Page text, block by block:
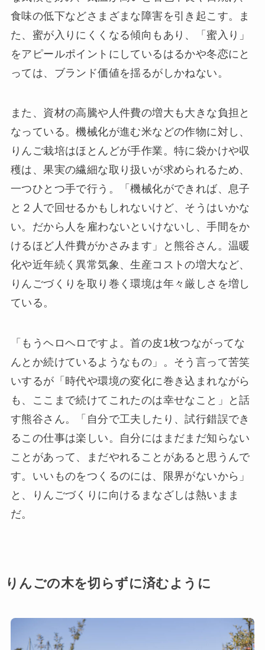
食味の低下などさまざまな障害を引き起こす。ま
た、蜜が入りにくくなる傾向もあり、「蜜入り」
をアピールポイントにしているはるかや冬恋にと
っては、ブランド価値を揺るがしかねない。
また、資材の高騰や人件費の増大も大きな負担と
なっている。機械化が進む米などの作物に対し、
りんご栽培はほとんどが手作業。特に袋かけや収
穫は、果実の繊細な取り扱いが求められるため、
一つひとつ手で行う。「機械化ができれば、息子
と２人で回せるかもしれないけど、そうはいかな
い。だから人を雇わないといけないし、手間をか
けるほど人件費がかさみます」と熊谷さん。温暖
化や近年続く異常気象、生産コストの増大など、
りんごづくりを取り巻く環境は年々厳しさを増し
ている。
「もうヘロヘロですよ。首の皮1枚つながってな
んとか続けているようなもの」。そう言って苦笑
いするが「時代や環境の変化に巻き込まれながら
も、ここまで続けてこれたのは幸せなこと」と話
す熊谷さん。「自分で工夫したり、試行錯誤でき
るこの仕事は楽しい。自分にはまだまだ知らない
ことがあって、まだやれることがあると思うんで
す。いいものをつくるのには、限界がないから」
と、りんごづくりに向けるまなざしは熱いまま
だ。
りんごの木を切らずに済むように